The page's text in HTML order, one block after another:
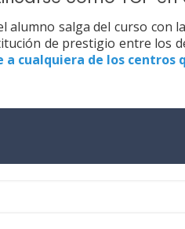
salga del curso con
de prestigio entre los
a cualquiera de los centros